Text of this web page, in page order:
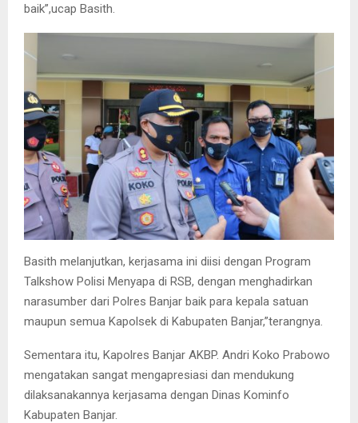
baik”,ucap Basith.
Basith melanjutkan, kerjasama ini diisi dengan Program
Talkshow Polisi Menyapa di RSB, dengan menghadirkan
narasumber dari Polres Banjar baik para kepala satuan
maupun semua Kapolsek di Kabupaten Banjar,”terangnya.
Sementara itu, Kapolres Banjar AKBP. Andri Koko Prabowo
mengatakan sangat mengapresiasi dan mendukung
dilaksanakannya kerjasama dengan Dinas Kominfo
Kabupaten Banjar.